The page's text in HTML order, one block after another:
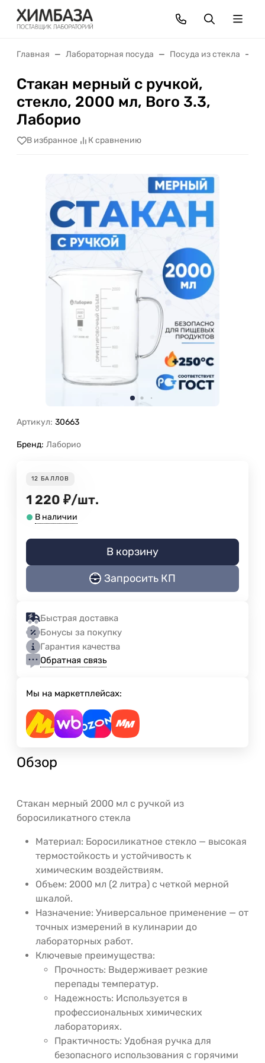
Главная Лабораторная посуда Посуда из стекла
Стакан мерный с ручкой,
стекло, 2000 мл, Boro 3.3,
Лаборио
В избранное К сравнению
Артикул: 30663
Бренд: Лаборио
12 БАЛЛОВ
1 220 ₽/шт.
В наличии
В корзину
Запросить КП
Быстрая доставка
Бонусы за покупку
Гарантия качества
Обратная связь
Мы на маркетплейсах:
Обзор
Стакан мерный 2000 мл с ручкой из
боросиликатного стекла
Материал: Боросиликатное стекло — высокая
термостойкость и устойчивость к
химическим воздействиям.
Объем: 2000 мл (2 литра) с четкой мерной
шкалой.
Назначение: Универсальное применение — от
точных измерений в кулинарии до
лабораторных работ.
Ключевые преимущества:
Прочность: Выдерживает резкие
перепады температур.
Надежность: Используется в
профессиональных химических
лабораториях.
Практичность: Удобная ручка для
безопасного использования с горячими